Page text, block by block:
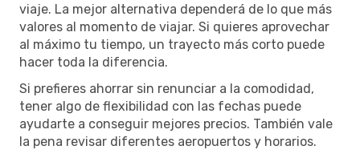
viaje. La mejor alternativa dependerá de lo que más
valores al momento de viajar. Si quieres aprovechar
al máximo tu tiempo, un trayecto más corto puede
hacer toda la diferencia.
Si prefieres ahorrar sin renunciar a la comodidad,
tener algo de flexibilidad con las fechas puede
ayudarte a conseguir mejores precios. También vale
la pena revisar diferentes aeropuertos y horarios.